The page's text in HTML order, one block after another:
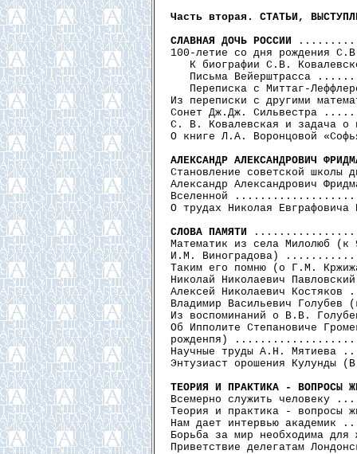
Часть вторая. СТАТЬИ,
СЛАВНАЯ ДОЧЬ РОССИИ
100-летие со дня
К биографии С.В.
Письма Вейерштрасса
Переписка с Миттаг-
Из переписки с другими
Сонет Дж.Дж.
С. В. Ковалевская и задача
О книге Л.А. Воронцовой
АЛЕКСАНДР АЛЕКСАНДРОВИЧ
Становление советской
Александр Александрович
Вселенной
О трудах Николая
СЛОВА ПАМЯТИ
Математик из села Милолюб
И.М. Виноградова)
Таким его помню (о Г.М.
Николай Николаевич
Алексей Николаевич
Владимир Васильевич
Из воспоминаний о В.В.
Об Ипполите Степановиче
рожденпя)
Научные труды А.Н.
Энтузиаст орошения
ТЕОРИЯ И ПРАКТИКА - ВОПРОСЫ
Всемерно служить
Теория и практика -
Нам дает интервью
Борьба за мир необходима
Приветствие делегатам